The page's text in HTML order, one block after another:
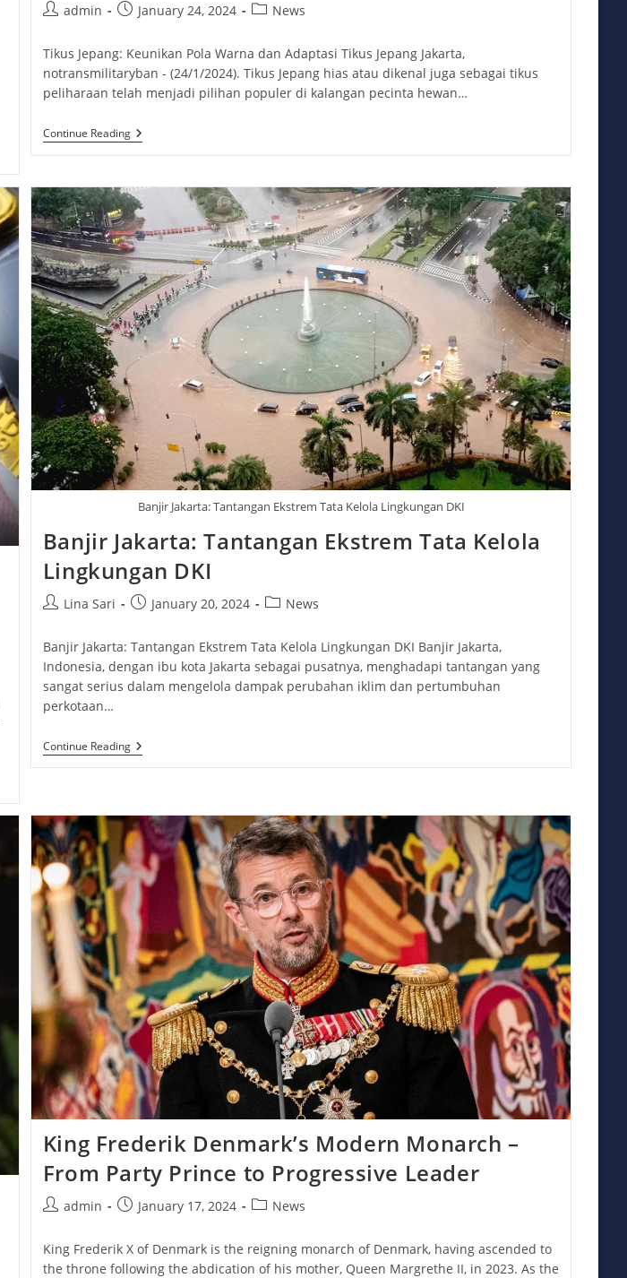
Postadmin
PostJanuary 24, 2024
PostNews
Tikus Jepang: Keunikan Pola Warna dan Adaptasi Tikus Jepang Jakarta,
notransmilitaryban - (24/1/2024). Tikus Jepang hias atau dikenal juga sebagai tikus
peliharaan telah menjadi pilihan populer di kalangan pecinta hewan…
Continue ReadingTikus
Jepang:
Warna
Dan
Adaptasi
Tikus
Jepang
Banjir Jakarta: Tantangan Ekstrem Tata Kelola Lingkungan DKI
Banjir Jakarta: Tantangan Ekstrem Tata Kelola
Lingkungan DKI
PostLina Sari
PostJanuary 20, 2024
PostNews
Banjir Jakarta: Tantangan Ekstrem Tata Kelola Lingkungan DKI Banjir Jakarta,
Indonesia, dengan ibu kota Jakarta sebagai pusatnya, menghadapi tantangan yang
sangat serius dalam mengelola dampak perubahan iklim dan pertumbuhan
perkotaan…
Continue ReadingBanjir
Jakarta:
Kelola
Lingkungan
DKI
King Frederik Denmark’s Modern Monarch –
From Party Prince to Progressive Leader
Postadmin
PostJanuary 17, 2024
PostNews
King Frederik X of Denmark is the reigning monarch of Denmark, having ascended to
the throne following the abdication of his mother, Queen Margrethe II, in 2023. As the